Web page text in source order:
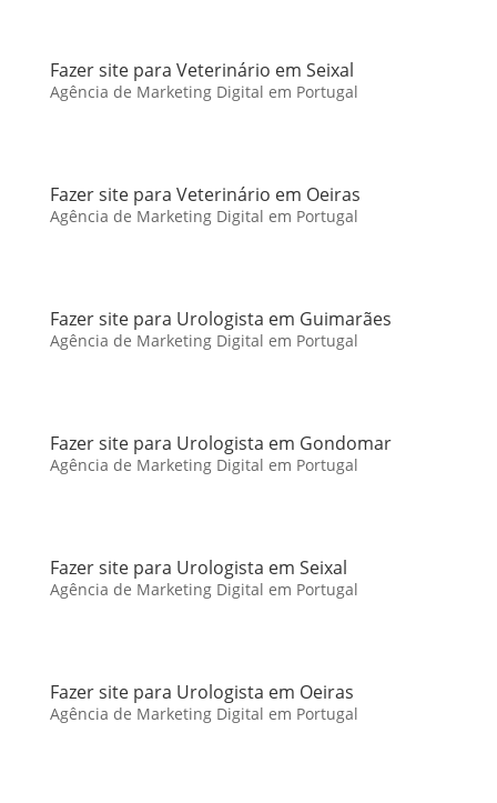
Fazer site para Veterinário em Seixal
Agência de Marketing Digital em Portugal
Fazer site para Veterinário em Oeiras
Agência de Marketing Digital em Portugal
Fazer site para Urologista em Guimarães
Agência de Marketing Digital em Portugal
Fazer site para Urologista em Gondomar
Agência de Marketing Digital em Portugal
Fazer site para Urologista em Seixal
Agência de Marketing Digital em Portugal
Fazer site para Urologista em Oeiras
Agência de Marketing Digital em Portugal